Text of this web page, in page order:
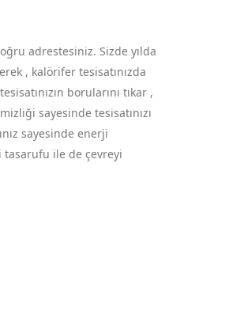
adrestesiniz. Sizde yılda
, kalörifer tesisatınızda
borularını tıkar ,
sayesinde tesisatınızı
sayesinde enerji
tasarufu ile de çevreyi